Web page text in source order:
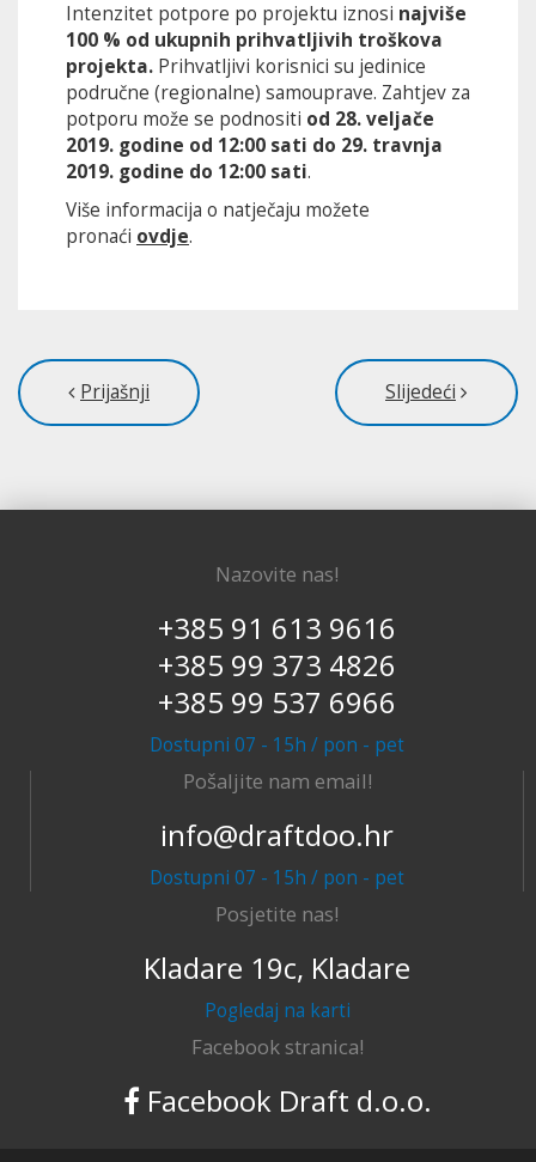
Intenzitet potpore po projektu iznosi najviše
100 % od ukupnih prihvatljivih troškova
projekta. Prihvatljivi korisnici su jedinice
područne (regionalne) samouprave. Zahtjev za
potporu može se podnositi od 28. veljače
2019. godine od 12:00 sati do 29. travnja
2019. godine do 12:00 sati.
Više informacija o natječaju možete
pronaći ovdje.
Prijašnji Slijedeći
Nazovite nas!
+385 91 613 9616
+385 99 373 4826
+385 99 537 6966
Dostupni 07 - 15h / pon - pet
Pošaljite nam email!
info@draftdoo.hr
Dostupni 07 - 15h / pon - pet
Posjetite nas!
Kladare 19c, Kladare
Pogledaj na karti
Facebook stranica!
Facebook Draft d.o.o.